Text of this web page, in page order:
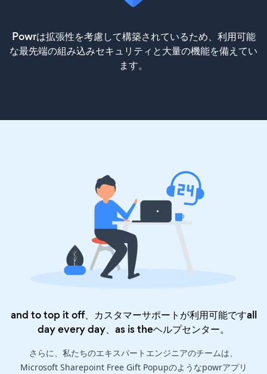
Powrは拡張性を考慮して構築されているため、利用可能
な最先端の組み込みセキュリティと大量の機能を備えてい
ます。
and to top it off、カスタマーサポートが利用可能ですall
day every day、as is theヘルプセンター。
さらに、私たちのエキスパートエンジニアのチームは、
Microsoft Sharepoint Free Gift Popupのようなpowrアプリ